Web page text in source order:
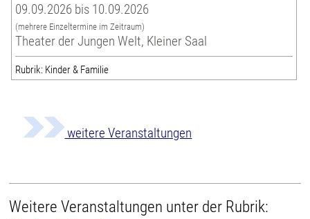
09.09.2026 bis 10.09.2026
(mehrere Einzeltermine im Zeitraum)
Theater der Jungen Welt, Kleiner Saal
Rubrik: Kinder & Familie
weitere Veranstaltungen
Weitere Veranstaltungen unter der Rubrik: